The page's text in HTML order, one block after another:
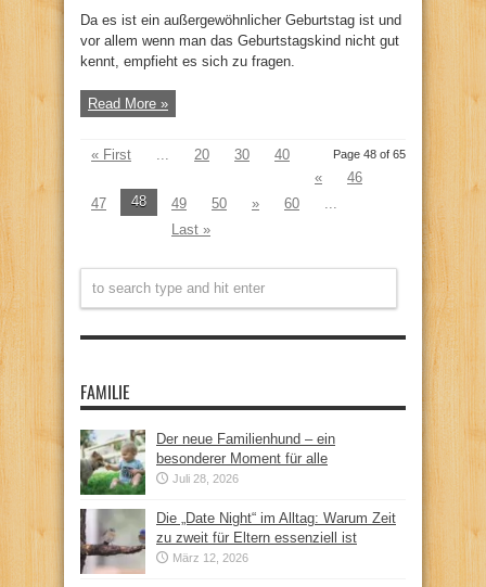
Da es ist ein außergewöhnlicher Geburtstag ist und
vor allem wenn man das Geburtstagskind nicht gut
kennt, empfieht es sich zu fragen.
Read More »
Page 48 of 65
« First 20 30
40
«
46
47
48 49 50 » 60
Last »
FAMILIE
Der neue Familienhund – ein
besonderer Moment für alle
Juli 28, 2026
Die „Date Night“ im Alltag: Warum Zeit
zu zweit für Eltern essenziell ist
März 12, 2026